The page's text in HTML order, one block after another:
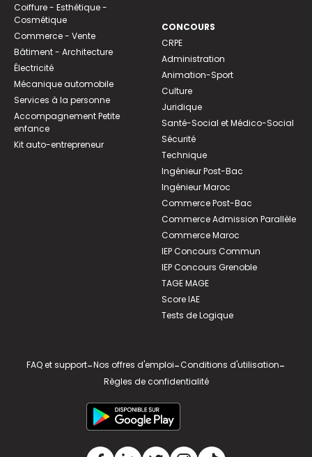
Coiffure - Esthétique -
Cosmétique
Commerce - Vente
Bâtiment - Architecture
Électricité
Mécanique automobile
Services à la personne
Accompagnement Petite
enfance
Kit auto-entrepreneur
CONCOURS
CRPE
Administration
Animation-Sport
Culture
Juridique
Santé-Social et Médico-Social
Sécurité
Technique
Ingénieur Post-Bac
Ingénieur Maroc
Commerce Post-Bac
Commerce Admission Parallèle
Commerce Maroc
IEP Concours Commun
IEP Concours Grenoble
TAGE MAGE
Score IAE
Tests de Logique
FAQ et support-Nos offres d'emploi-Conditions d'utilisation-
Règles de confidentialité